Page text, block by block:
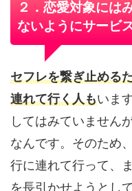
２．恋愛対象には
ないようにサービ
セフレを繋ぎ止める
連れて行く人もいま
してはみていません
なんです。そのため
行に連れて行って、
を長引かせようとし